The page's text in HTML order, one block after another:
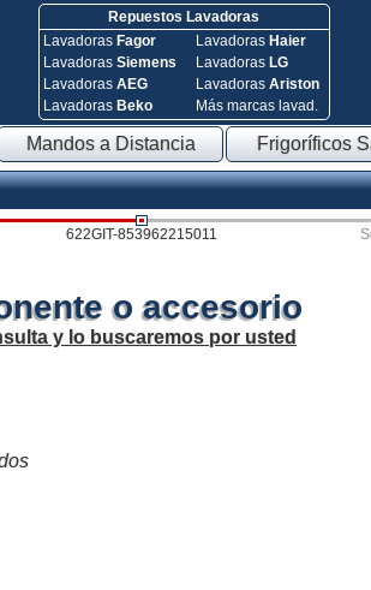
Repuestos Lavadoras
Lavadoras Fagor
Lavadoras Siemens
Lavadoras AEG
Lavadoras Beko
Lavadoras Haier
Lavadoras LG
Lavadoras Ariston
Más marcas lavad.
Mandos a Distancia Frigoríficos
622GIT-853962215011
o accesorio
y lo buscaremos por usted